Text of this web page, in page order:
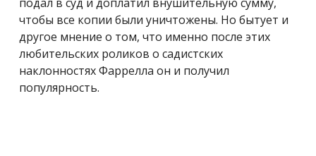
чтобы все копии были уничтожены. Но бытует и
другое мнение о том, что именно после этих
любительских роликов о садистских
наклонностях Фаррелла он и получил
популярность.